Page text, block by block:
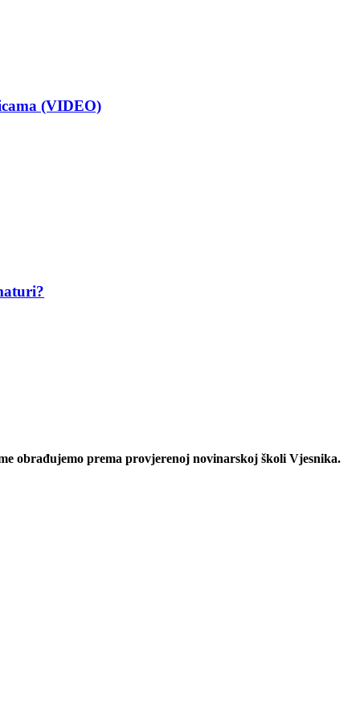
(VIDEO)
obrađujemo prema provjerenoj novinarskoj školi Vjesnika.